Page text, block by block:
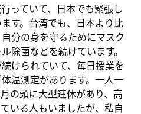
っていて、日本でも緊張し
す。台湾でも、日本より比
分の身を守るためにマスク
除菌などを続けています。
けられていて、毎日授業を
温測定があります。一人一
の頭に大型連休があり、高
いる人もいましたが、私自